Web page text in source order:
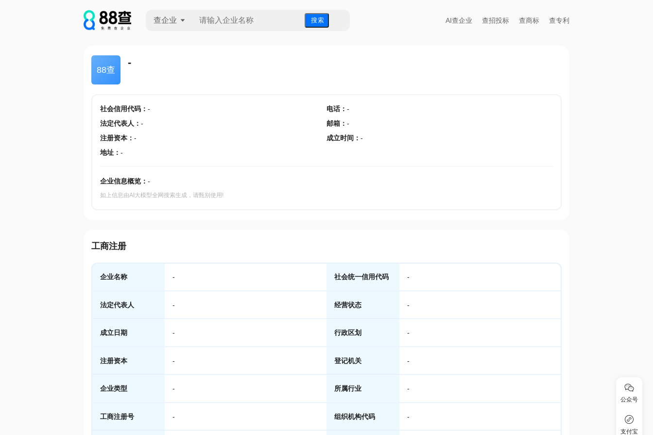
查企业 搜 索 AI查企业 查招投标 查商标 查专利
88查
-
社会信用代码： - 电话： -
法定代表人 ： - 邮箱 ： -
注册资本： - 成立时间 ： -
地址： -
企业信息概览： -
如上信息由AI大模型全网搜索生成，请甄别使用!
工商注册
企业名称 - 社会统一信用代码 -
法定代表人 - 经营状态 -
成立日期 - 行政区划 -
注册资本 - 登记机关 -
企业类型 - 所属行业 -
工商注册号 - 组织机构代码 -
公众号
支付宝